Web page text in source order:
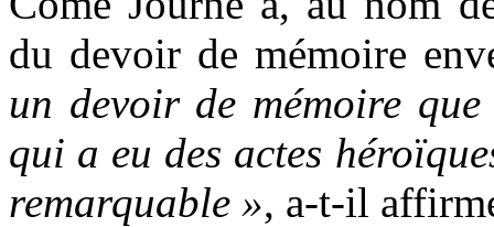
du devoir de mémoire
un devoir de mémoire
qui a eu des actes
remarquable », a-t-il